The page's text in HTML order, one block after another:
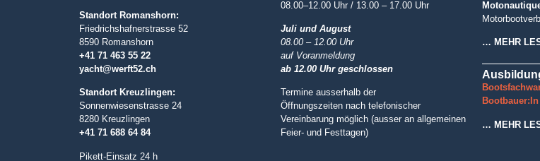
Standort Romanshorn:
Friedrichshafnerstrasse 52
8590 Romanshorn
+41 71 463 55 22
yacht@werft52.ch
Standort Kreuzlingen:
Sonnenwiesenstrasse 24
8280 Kreuzlingen
+41 71 688 64 84
Pikett-Einsatz 24 h
08.00–12.00 Uhr / 13.00 – 17.00 Uhr
Juli und August
08.00 – 12.00 Uhr
auf Voranmeldung
ab 12.00 Uhr geschlossen
Termine ausserhalb der
Öffnungszeiten nach telefonischer
Vereinbarung möglich (ausser an allgemeinen
Feier- und Festtagen)
… MEHR
Bootbauer:In
… MEHR